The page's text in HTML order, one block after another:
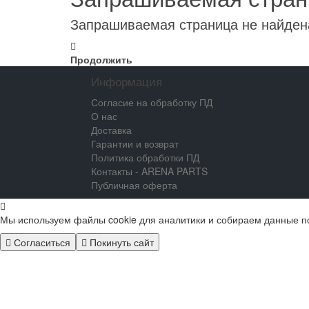
Запрашиваемая страница не
Продолжить
Информация
Согласие на обработку ПД
О нас
Доставка
Гарантии и возврат
Политика обработки ПД
Контакты - ARENA PARTS
Публичная оферта
Мы используем файлы cookie для аналитики и собираем данные
Согласиться
Покинуть сайт